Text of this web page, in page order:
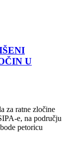
U
za ratne zločine
e, na području
petoricu